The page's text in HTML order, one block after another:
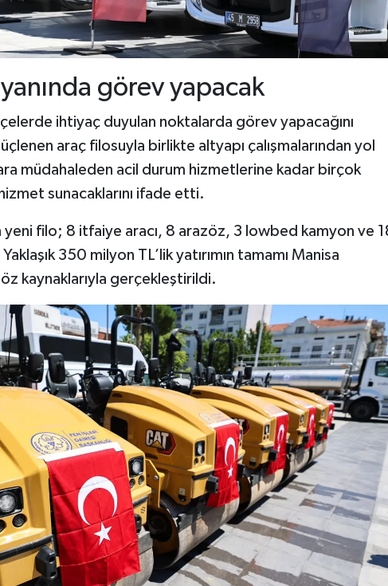
görev yapacak
ihtiyaç duyulan noktalarda görev yapacağını
araç filosuyla birlikte altyapı çalışmalarından yol
müdahaleden acil durum hizmetlerine kadar birçok
sunacaklarını ifade etti.
yeni filo; 8 itfaiye aracı, 8 arazöz, 3 lowbed kamyon ve
350 milyon TL’lik yatırımın tamamı Manisa
kaynaklarıyla gerçekleştirildi.